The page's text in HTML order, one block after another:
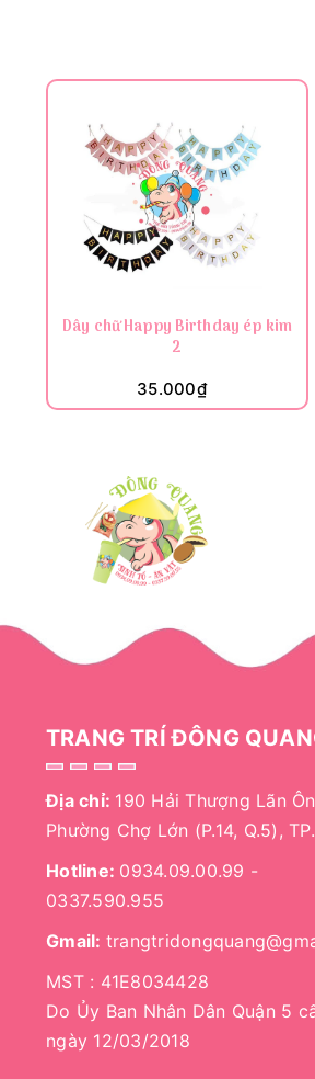
Dây chữ Happy Birthday ép kim
2
35.000₫
TRANG TRÍ ĐÔNG
Địa chỉ: 190 Hải Thượng Lãn
Phường Chợ Lớn (P.14, Q.5),
Hotline: 0934.09.00.99 -
0337.590.955
Gmail:
MST : 41E8034428
Do Ủy Ban Nhân Dân Quận 5
ngày 12/03/2018